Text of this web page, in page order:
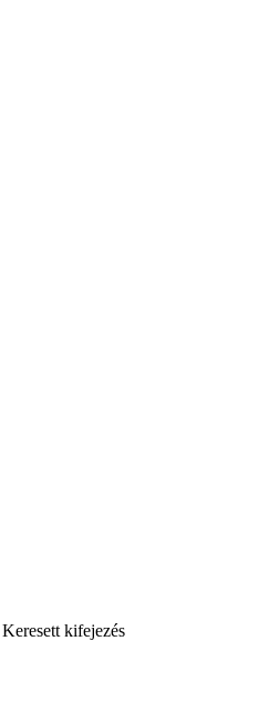
Keresett kifejezés